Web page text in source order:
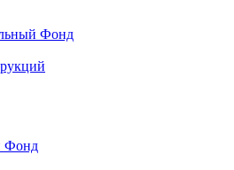
Фонд
Фонд